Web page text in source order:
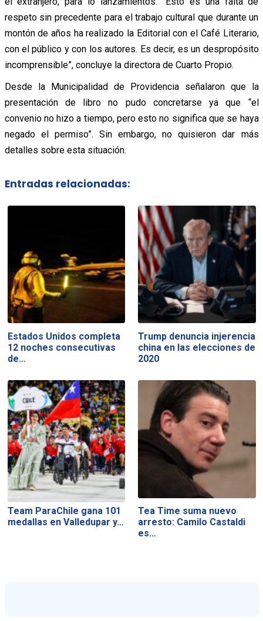
respeto sin precedente para el trabajo cultural que durante un
montón de años ha realizado la Editorial con el Café Literario,
con el público y con los autores. Es decir, es un despropósito
incomprensible”, concluye la directora de Cuarto Propio.
Desde la Municipalidad de Providencia señalaron que la
presentación de libro no pudo concretarse ya que “el
convenio no hizo a tiempo, pero esto no significa que se haya
negado el permiso”. Sin embargo, no quisieron dar más
detalles sobre esta situación.
Entradas relacionadas:
Estados Unidos completa
12 noches consecutivas
de…
Trump denuncia injerencia
china en las elecciones de
2020
Team ParaChile gana 101
medallas en Valledupar y…
Tea Time suma nuevo
arresto: Camilo Castaldi
es…